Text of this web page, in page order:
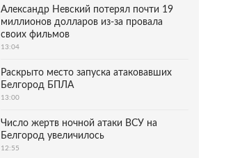
Александр Невский потерял почти 19
миллионов долларов из-за провала
своих фильмов
13:04
Раскрыто место запуска атаковавших
Белгород БПЛА
13:00
Число жертв ночной атаки ВСУ на
Белгород увеличилось
12:55